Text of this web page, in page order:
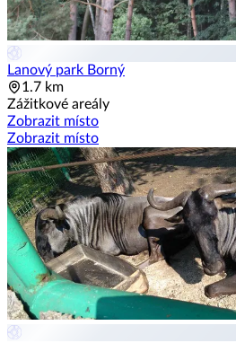
Lanový park Borný
1.7 km
Zážitkové areály
Zobrazit místo
Zobrazit místo